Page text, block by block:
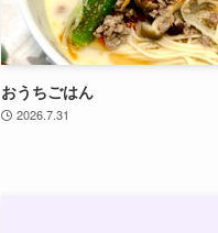
おうちごはん
2026.7.31